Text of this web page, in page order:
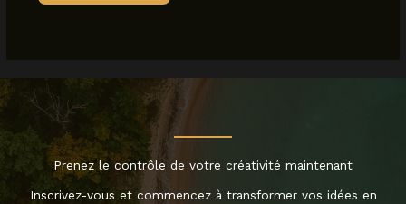
Prenez le contrôle de votre créativité maintenant
Inscrivez-vous et commencez à transformer vos idées en